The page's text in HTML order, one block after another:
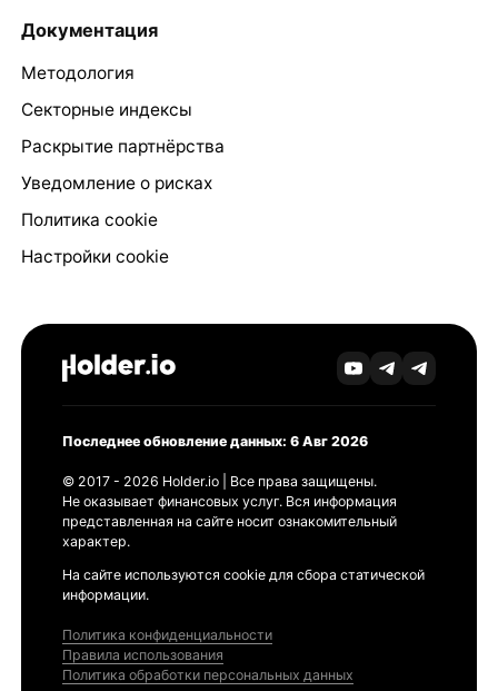
Документация
Методология
Секторные индексы
Раскрытие партнёрства
Уведомление о рисках
Политика cookie
Настройки cookie
Последнее обновление данных: 6 Авг 2026
© 2017 - 2026 Holder.io | Все права защищены.
Не оказывает финансовых услуг. Вся информация
представленная на сайте носит ознакомительный
характер.
На сайте используются cookie для сбора статической
информации.
Политика конфиденциальности
Правила использования
Политика обработки персональных данных